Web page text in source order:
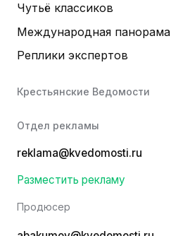
Чутьё классиков
Международная панорама
Реплики экспертов
Крестьянские Ведомости
Отдел рекламы
reklama@kvedomosti.ru
Разместить рекламу
Продюсер